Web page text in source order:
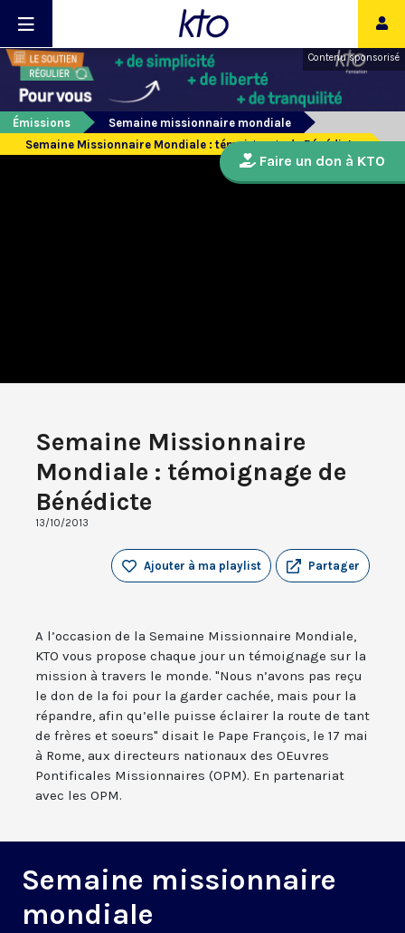
Contenu sponsorisé
Émissions
Semaine missionnaire mondiale
Semaine Missionnaire Mondiale : témoignage de Bénédicte
Semaine Missionnaire
Mondiale : témoignage de
Bénédicte
13/10/2013
Partager
Ajouter à ma playlist
A l’occasion de la Semaine Missionnaire Mondiale,
KTO vous propose chaque jour un témoignage sur la
mission à travers le monde. "Nous n’avons pas reçu
le don de la foi pour la garder cachée, mais pour la
répandre, afin qu’elle puisse éclairer la route de tant
de frères et soeurs" disait le Pape François, le 17 mai
à Rome, aux directeurs nationaux des OEuvres
Pontificales Missionnaires (OPM). En partenariat
avec les OPM.
Semaine missionnaire
mondiale
Faire un don à KTO